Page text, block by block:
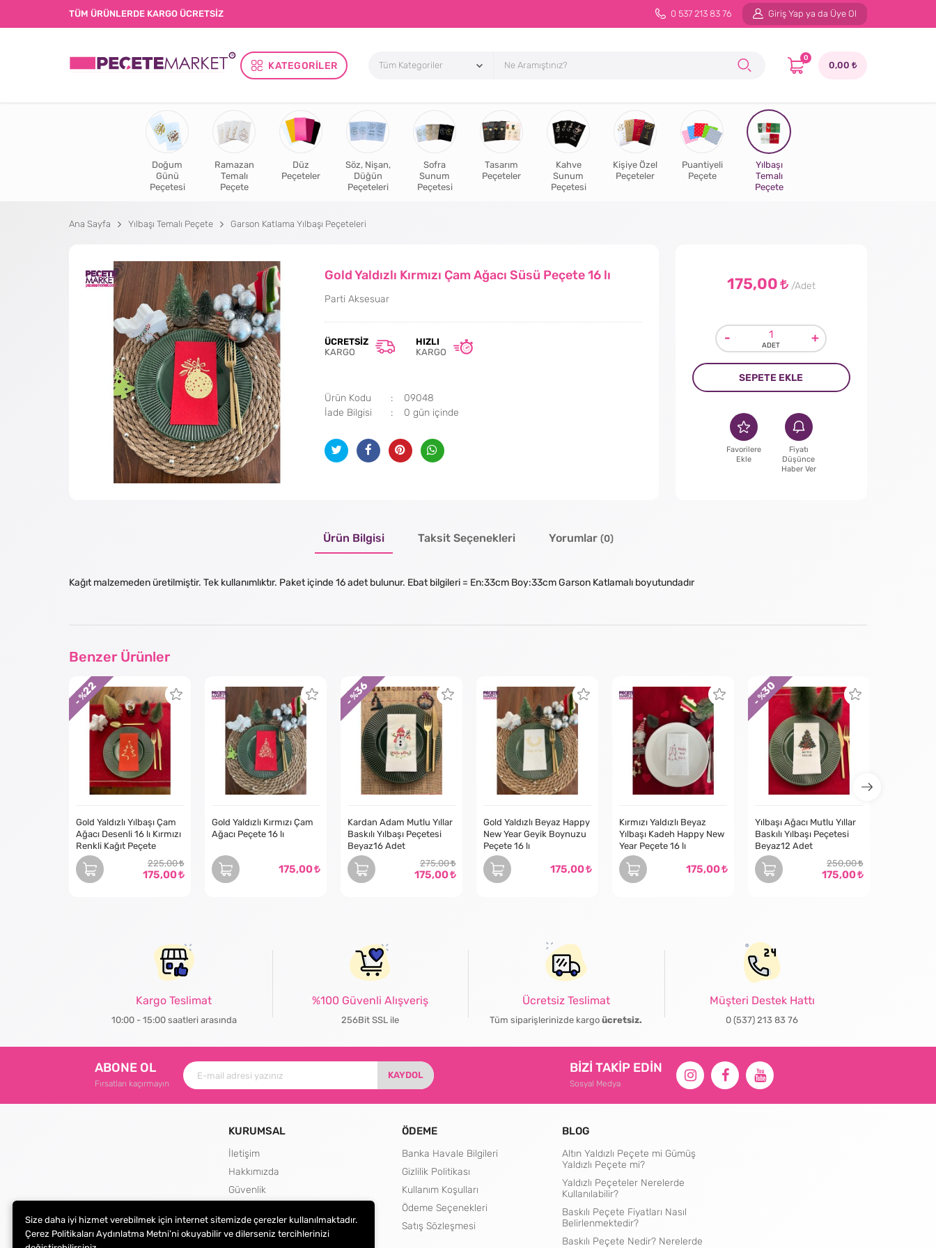
TÜM ÜRÜNLERDE KARGO ÜCRETSİZ 0 537 213 83 76 Giriş Yap ya da Üye Ol
KATEGORILER
0
0,00
Doğum
Günü
Peçetesi
Ramazan
Temalı
Peçete
Düz
Peçeteler
Söz, Nişan,
Düğün
Peçeteleri
Sofra
Sunum
Peçetesi
Tasarım
Peçeteler
Kahve
Sunum
Peçetesi
Kişiye Özel
Peçeteler
Puantiyeli
Peçete
Yılbaşı
Temalı
Peçete
Ana Sayfa Yılbaşı Temalı Peçete Garson Katlama Yılbaşı Peçeteleri
Gold Yaldızlı Kırmızı Çam Ağacı Süsü Peçete 16 lı
Parti Aksesuar
ÜCRETSIZ
KARGO
HIZLI
KARGO
Ürün Kodu
09048
İade Bilgisi
175,00
- +
SEPETE EKLE
Favorilere
Ekle
Fiyatı
Düşünce
Haber Ver
Ürün Bilgisi Taksit Seçenekleri Yorumlar (0)
Kağıt malzemeden üretilmiştir. Tek kullanımlıktır. Paket içinde 16 adet bulunur. Ebat bilgileri = En:33cm Boy:33cm Garson Katlamalı boyutundadır
Benzer Ürünler
Gold Yaldızlı Yılbaşı Çam
Ağacı Desenli 16 lı Kırmızı
Renkli Kağıt Peçete
225,00
175,00
- %
22
Gold Yaldızlı Kırmızı Çam
Ağacı Peçete 16 lı
175,00
Kardan Adam Mutlu Yıllar
Baskılı Yılbaşı Peçetesi
Beyaz16 Adet
275,00
175,00
- %
36
Gold Yaldızlı Beyaz Happy
New Year Geyik Boynuzu
Peçete 16 lı
175,00
Kırmızı Yaldızlı Beyaz
Yılbaşı Kadeh Happy New
Year Peçete 16 lı
175,00
Yılbaşı Ağacı Mutlu Yıllar
Baskılı Yılbaşı Peçetesi
Beyaz12 Adet
250,00
175,00
- %
30
Kargo Teslimat
10:00 - 15:00 saatleri arasında
%100 Güvenli Alışveriş
256Bit SSL ile
Ücretsiz Teslimat
Tüm siparişlerinizde kargoücretsiz.
Müşteri Destek Hattı
0 (537) 213 83 76
ABONE OL
Fırsatları kaçırmayın
KAYDOL
BİZİ TAKİP EDİN
Sosyal Medya
KURUMSAL
İletişim
Hakkımızda
Güvenlik
Kargo Seçenekleri
ÖDEME
Banka Havale Bilgileri
Gizlilik Politikası
Kullanım Koşulları
Ödeme Seçenekleri
Satış Sözleşmesi
BLOG
Altın Yaldızlı Peçete mi Gümüş
Yaldızlı Peçete mi?
Yaldızlı Peçeteler Nerelerde
Kullanılabilir?
Baskılı Peçete Fiyatları Nasıl
Belirlenmektedir?
Baskılı Peçete Nedir? Nerelerde
Size daha iyi hizmet verebilmek için internet sitemizde çerezler kullanılmaktadır.
Çerez Politikaları Aydınlatma Metni’ni okuyabilir ve dilerseniz tercihlerinizi